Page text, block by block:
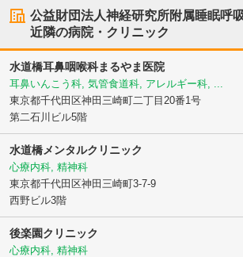
公益財団法人神経研究所附属睡眠呼
近隣の病院・クリニック
水道橋耳鼻咽喉科まるやま医院
耳鼻いんこう科, 気管食道科, アレルギー科, ...
東京都千代田区神田三崎町二丁目20番1号
第二石川ビル5階
水道橋メンタルクリニック
心療内科, 精神科
東京都千代田区神田三崎町3-7-9
西野ビル3階
後楽園クリニック
心療内科, 精神科